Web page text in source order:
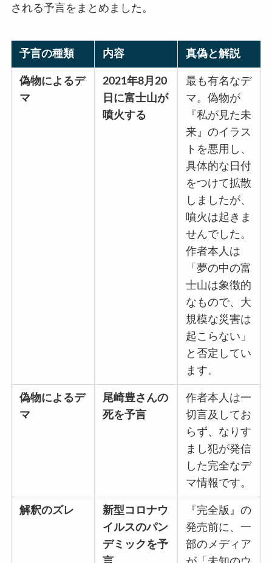
される予言をまとめました。
予言の種類 内容 真偽と解説
偽物によるデ
マ
2021年8月20
日に富士山が
噴火する
最も有名なデ
マ。偽物が
『私が見た未
来』のイラス
トを悪用し、
具体的な日付
をつけて拡散
しましたが、
噴火は起きま
せんでした。
作者本人は
「夢の中の富
士山は象徴的
なもので、大
規模な災害は
起こらない」
と否定してい
ます。
偽物によるデ
マ
尾崎豊さんの
死を予言
作者本人は一
切言及してお
らず、なりす
まし犯が発信
した完全なデ
マ情報です。
解釈のズレ
新型コロナウ
イルスのパン
デミックを予
『完全版』の
発売前に、一
部のメディア